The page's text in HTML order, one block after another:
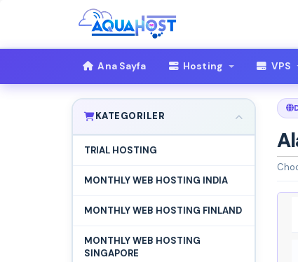
Ana Sayfa Hosting VPS
KATEGORILER
TRIAL HOSTING
MONTHLY WEB HOSTING INDIA
MONTHLY WEB HOSTING FINLAND
MONTHLY WEB HOSTING
SINGAPORE